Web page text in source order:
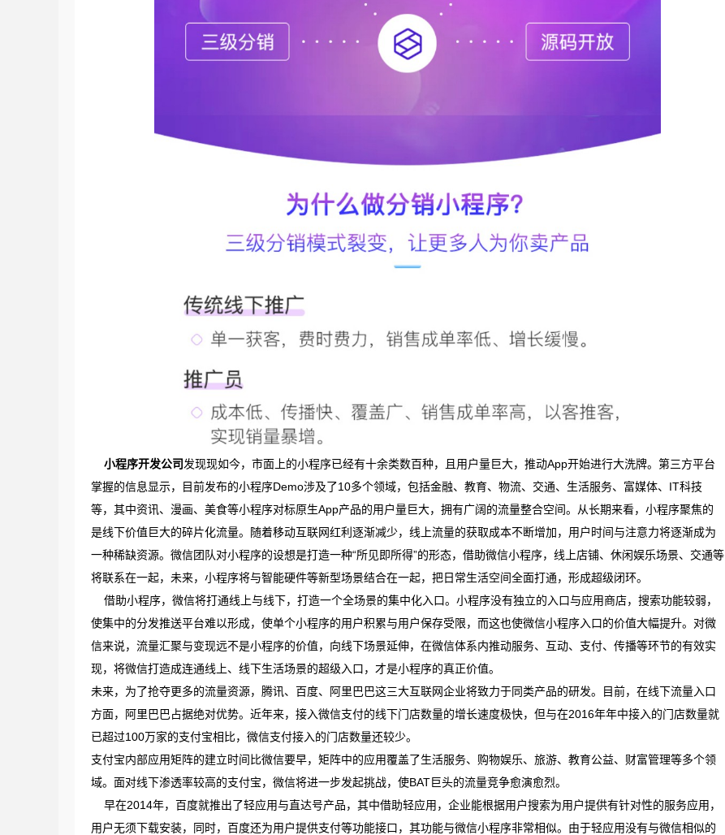
小程序开发公司发现现如今，市面上的小程序已经有十余类数百种，且用户量巨大，推动App开始进行大洗牌。第三方平台
掌握的信息显示，目前发布的小程序Demo涉及了10多个领域，包括金融、教育、物流、交通、生活服务、富媒体、IT科技
等，其中资讯、漫画、美食等小程序对标原生App产品的用户量巨大，拥有广阔的流量整合空间。从长期来看，小程序聚焦的
是线下价值巨大的碎片化流量。随着移动互联网红利逐渐减少，线上流量的获取成本不断增加，用户时间与注意力将逐渐成为
一种稀缺资源。微信团队对小程序的设想是打造一种“所见即所得”的形态，借助微信小程序，线上店铺、休闲娱乐场景、交通等
将联系在一起，未来，小程序将与智能硬件等新型场景结合在一起，把日常生活空间全面打通，形成超级闭环。
借助小程序，微信将打通线上与线下，打造一个全场景的集中化入口。小程序没有独立的入口与应用商店，搜索功能较弱，
使集中的分发推送平台难以形成，使单个小程序的用户积累与用户保存受限，而这也使微信小程序入口的价值大幅提升。对微
信来说，流量汇聚与变现远不是小程序的价值，向线下场景延伸，在微信体系内推动服务、互动、支付、传播等环节的有效实
现，将微信打造成连通线上、线下生活场景的超级入口，才是小程序的真正价值。
未来，为了抢夺更多的流量资源，腾讯、百度、阿里巴巴这三大互联网企业将致力于同类产品的研发。目前，在线下流量入口
方面，阿里巴巴占据绝对优势。近年来，接入微信支付的线下门店数量的增长速度极快，但与在2016年年中接入的门店数量就
已超过100万家的支付宝相比，微信支付接入的门店数量还较少。
支付宝内部应用矩阵的建立时间比微信要早，矩阵中的应用覆盖了生活服务、购物娱乐、旅游、教育公益、财富管理等多个领
域。面对线下渗透率较高的支付宝，微信将进一步发起挑战，使BAT巨头的流量竞争愈演愈烈。
早在2014年，百度就推出了轻应用与直达号产品，其中借助轻应用，企业能根据用户搜索为用户提供有针对性的服务应用，
用户无须下载安装，同时，百度还为用户提供支付等功能接口，其功能与微信小程序非常相似。由于轻应用没有与微信相似的